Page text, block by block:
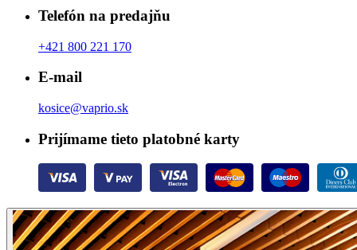
Telefón na predajňu
+421 800 221 170
E-mail
kosice@vaprio.sk
Prijímame tieto platobné karty